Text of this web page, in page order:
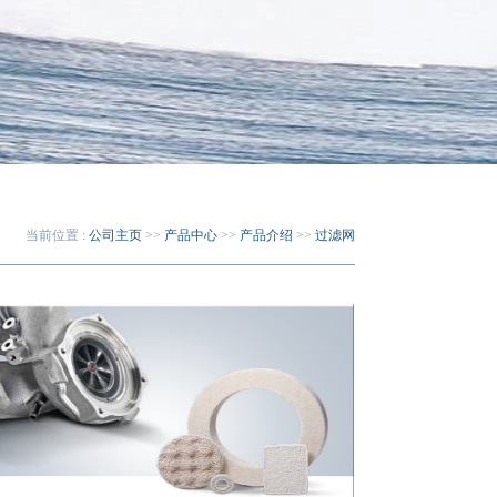
当前位置 : 公司主页>> 产品中心>> 产品介绍 >> 过滤网